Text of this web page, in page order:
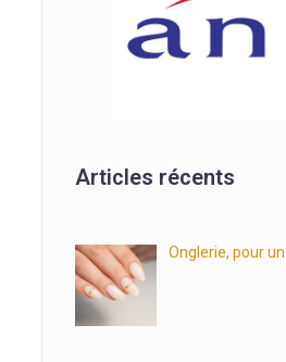
Articles récents
Onglerie, pour